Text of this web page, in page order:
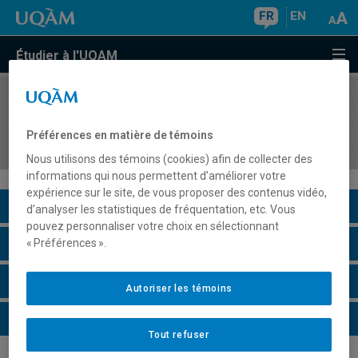
FR EN
Étudier à l'UQAM
COURS//
culture
Description du cours
Horaire - Été 2026
Horaire - Automne 2026
Horaire - Hiver 2027
Préférences en matière de témoins
Nous utilisons des témoins (cookies) afin de collecter des
informations qui nous permettent d’améliorer votre
expérience sur le site, de vous proposer des contenus vidéo,
d’analyser les statistiques de fréquentation, etc. Vous
pouvez personnaliser votre choix en sélectionnant
« Préférences ».
Tout refuser
Autoriser les témoins